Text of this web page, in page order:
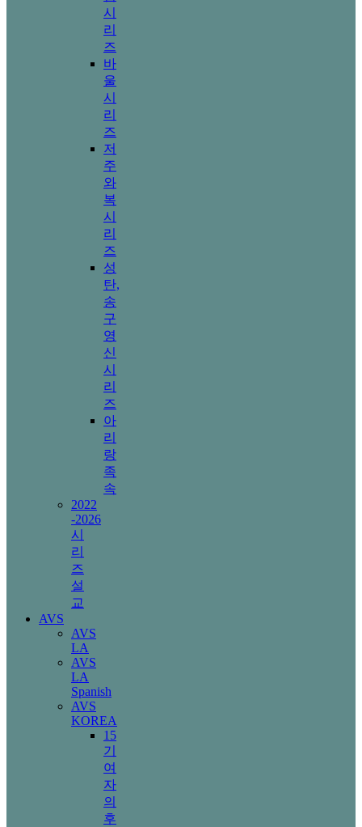
시
리
즈
바
울
시
리
즈
저
주
와
복
시
리
즈
성
탄,
송
구
영
신
시
리
즈
아
리
랑
족
속
2022
-2026
시
리
즈
설
교
AVS
AVS
LA
AVS
LA
Spanish
AVS
KOREA
15
기
여
자
의
후